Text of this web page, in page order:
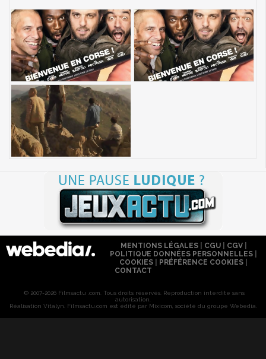
MENTIONS LÉGALES| CGU| CGV|
POLITIQUE DONNÉES PERSONNELLES
COOKIES
PRÉFÉRENCE COOKIES
CONTACT
© 2007-2026 Filmsactu .com. Tous droits réservés. Reproduction interdite sans
autorisation.
Réalisation Vitalyn . Filmsactu .com est édité par Mixicom, société du groupe Webedia.